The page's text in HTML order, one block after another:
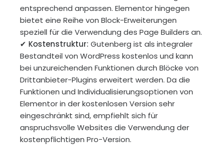
entsprechend anpassen. Elementor hingegen
bietet eine Reihe von Block-Erweiterungen
speziell für die Verwendung des Page Builders an.
✔ Kostenstruktur: Gutenberg ist als integraler
Bestandteil von WordPress kostenlos und kann
bei unzureichenden Funktionen durch Blöcke von
Drittanbieter-Plugins erweitert werden. Da die
Funktionen und Individualisierungsoptionen von
Elementor in der kostenlosen Version sehr
eingeschränkt sind, empfiehlt sich für
anspruchsvolle Websites die Verwendung der
kostenpflichtigen Pro-Version.